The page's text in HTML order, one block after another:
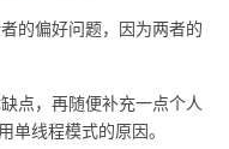
的偏好问题，因为两者的
点，再随便补充一点个人
单线程模式的原因。